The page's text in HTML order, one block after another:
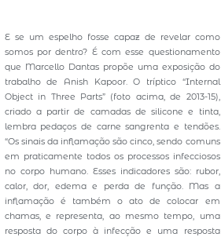
E se um espelho fosse capaz de revelar como
somos por dentro? É com esse questionamento
que Marcello Dantas propõe uma exposição do
trabalho de Anish Kapoor. O tríptico “Internal
Object in Three Parts” (foto acima, de 2013-15),
criado a partir de camadas de silicone e tinta,
lembra pedaços de carne sangrenta e tendões.
“Os sinais da inflamação são cinco, sendo comuns
em praticamente todos os processos infecciosos
no corpo humano. Esses indicadores são: rubor,
calor, dor, edema e perda de função. Mas a
inflamação é também o ato de colocar em
chamas, e representa, ao mesmo tempo, uma
resposta do corpo à infecção e uma resposta